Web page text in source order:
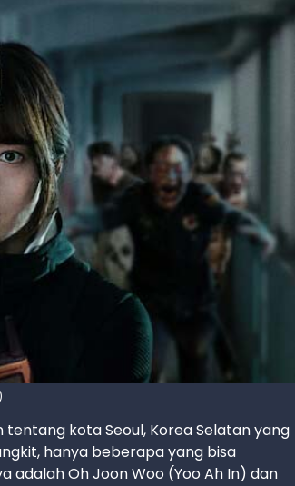
kota Seoul, Korea Selatan yang
hanya beberapa yang bisa
adalah Oh Joon Woo (Yoo Ah In) dan